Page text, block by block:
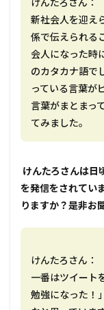
けんたろさん：
新社会人を迎え
係で伝えられる
会人になった時
のカタカナ語で
っている言葉が
言葉がまとまっ
てみました。
――― けんたろさん
を発信をされてい
りますか？是非お
けんたろさん：
一番はツイート
勉強になった！